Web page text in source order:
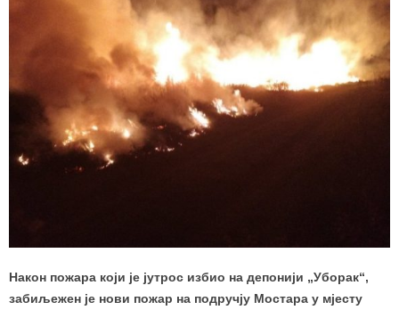
Након пожара који је јутрос избио на депонији „Уборак“,
забиљежен је нови пожар на подручју Мостара у мјесту